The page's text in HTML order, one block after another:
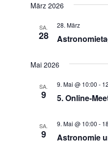
März 2026
SA.
28
28. März
Mai 2026
SA.
9 5. Online-
9. Mai @ 10:00 -
SA.
9 Astronomie
9. Mai @ 10:00 -